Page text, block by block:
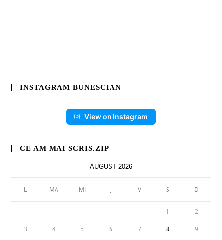
INSTAGRAM BUNESCIAN
View on Instagram
CE AM MAI SCRIS.ZIP
AUGUST 2026
L MA MI J V S D
1 2
3 4 5 6 7 8 9